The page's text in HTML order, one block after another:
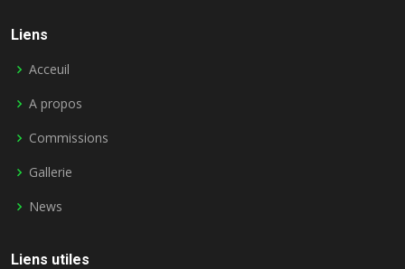
Liens
Acceuil
A propos
Commissions
Gallerie
News
Liens utiles